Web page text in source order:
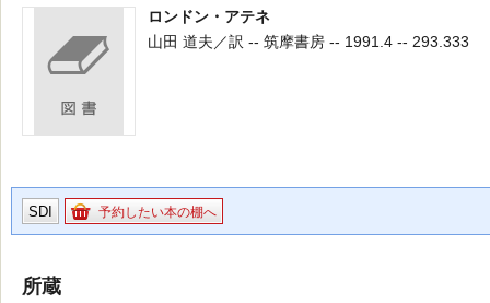
ロンドン・アテネ
山田 道夫／訳 -- 筑摩書房 -- 1991.4 -- 293.333
SDI 予約したい本の棚へ
所蔵